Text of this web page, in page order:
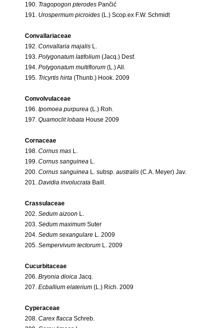
190. Tragopogon pterodes Pančić
191. Urospermum picroides (L.) Scop.ex F.W. Schmidt
Convallariaceae
192. Convallaria majalis L.
193. Polygonatum latifolium (Jacq.) Desf.
194. Polygonatum multiflorum (L.) All.
195. Tricyrtis hirta (Thunb.) Hook. 2009
Convolvulaceae
196. Ipomoea purpurea (L.) Roh.
197. Quamoclit lobata House 2009
Cornaceae
198. Cornus mas L.
199. Cornus sanguinea L.
200. Cornus sanguinea L. subsp. australis (C.A. Meyer) Jav.
201. Davidia involucrata Baill.
Crassulaceae
202. Sedum aizoon L.
203. Sedum maximum Suter
204. Sedum sexangulare L. 2009
205. Sempervivum tectorum L. 2009
Cucurbitaceae
206. Bryonia dioica Jacq.
207. Ecballium elaterium (L.) Rich. 2009
Cyperaceae
208. Carex flacca Schreb.